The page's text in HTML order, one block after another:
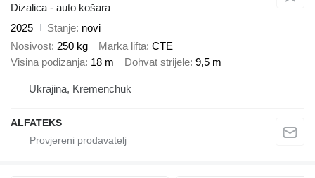
Dizalica - auto košara
2025
Stanje novi
Nosivost 250 kg Marka lifta CTE
Visina podizanja 18 m Dohvat strijele 9,5 m
Ukrajina, Kremenchuk
ALFATEKS